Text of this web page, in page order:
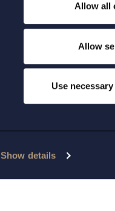
Show details
Allow all
Allow
Use